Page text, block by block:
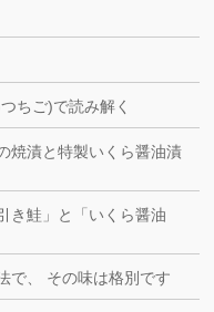
ちご)で読み解く
焼漬と特製いくら醤油漬
き鮭」と「いくら醤油
で、 その味は格別です